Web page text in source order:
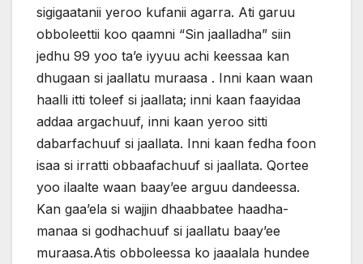
sigigaatanii yeroo kufanii agarra. Ati garuu
obboleettii koo qaamni “Sin jaalladha” siin
jedhu 99 yoo ta’e iyyuu achi keessaa kan
dhugaan si jaallatu muraasa . Inni kaan waan
haalli itti toleef si jaallata; inni kaan faayidaa
addaa argachuuf, inni kaan yeroo sitti
dabarfachuuf si jaallata. Inni kaan fedha foon
isaa si irratti obbaafachuuf si jaallata. Qortee
yoo ilaalte waan baay’ee arguu dandeessa.
Kan gaa’ela si wajjin dhaabbatee haadha-
manaa si godhachuuf si jaallatu baay’ee
muraasa.Atis obboleessa ko jaaalala hundee